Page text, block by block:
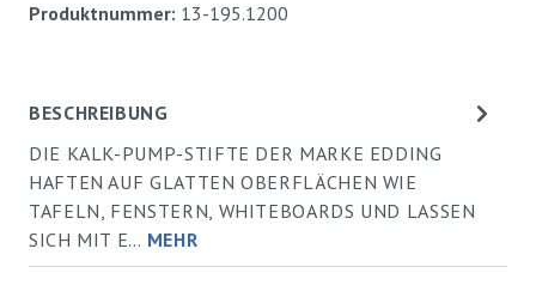
Produktnummer: 13-195.1200
BESCHREIBUNG
DIE KALK-PUMP-STIFTE DER MARKE EDDING
HAFTEN AUF GLATTEN OBERFLÄCHEN WIE
TAFELN, FENSTERN, WHITEBOARDS UND LASSEN
SICH MIT E… MEHR